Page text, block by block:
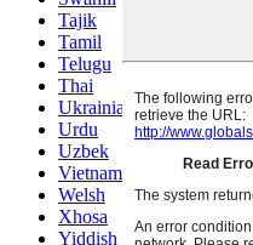
Tajik
Tamil
Telugu
Thai
Ukrainian
Urdu
Uzbek
Vietnamese
Welsh
Xhosa
Yiddish